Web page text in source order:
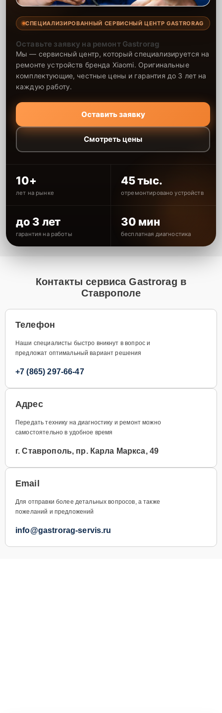
СПЕЦИАЛИЗИРОВАННЫЙ СЕРВИСНЫЙ ЦЕНТР GASTRORAG
Оставьте заявку на ремонт Gastrorag
Мы — сервисный центр, который специализируется на
ремонте устройств бренда Xiaomi. Оригинальные
комплектующие, честные цены и гарантия до 3 лет на
каждую работу.
Оставить заявку
Смотреть цены
10+
лет на рынке
45 тыс.
отремонтировано устройств
до 3 лет
гарантия на работы
30 мин
бесплатная диагностика
Контакты сервиса Gastrorag в
Ставрополе
Телефон
Наши специалисты быстро вникнут в вопрос и
предложат оптимальный вариант решения
+7 (865) 297-66-47
Адрес
Передать технику на диагностику и ремонт можно
самостоятельно в удобное время
г. Ставрополь, пр. Карла Маркса, 49
Email
Для отправки более детальных вопросов, а также
пожеланий и предложений
info@gastrorag-servis.ru